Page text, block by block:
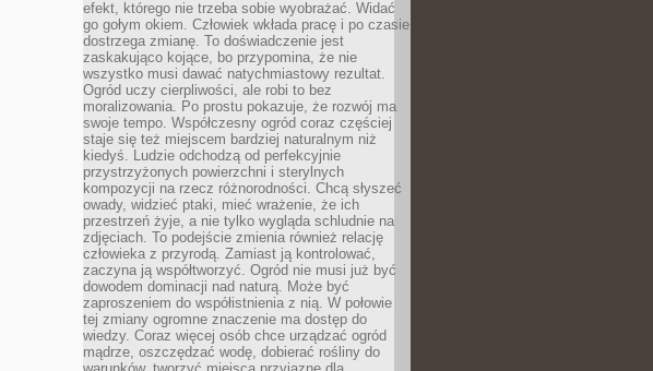
efekt, którego nie trzeba sobie wyobrażać. Widać
go gołym okiem. Człowiek wkłada pracę i po czasie
dostrzega zmianę. To doświadczenie jest
zaskakująco kojące, bo przypomina, że nie
wszystko musi dawać natychmiastowy rezultat.
Ogród uczy cierpliwości, ale robi to bez
moralizowania. Po prostu pokazuje, że rozwój ma
swoje tempo. Współczesny ogród coraz częściej
staje się też miejscem bardziej naturalnym niż
kiedyś. Ludzie odchodzą od perfekcyjnie
przystrzyżonych powierzchni i sterylnych
kompozycji na rzecz różnorodności. Chcą słyszeć
owady, widzieć ptaki, mieć wrażenie, że ich
przestrzeń żyje, a nie tylko wygląda schludnie na
zdjęciach. To podejście zmienia również relację
człowieka z przyrodą. Zamiast ją kontrolować,
zaczyna ją współtworzyć. Ogród nie musi już być
dowodem dominacji nad naturą. Może być
zaproszeniem do współistnienia z nią. W połowie
tej zmiany ogromne znaczenie ma dostęp do
wiedzy. Coraz więcej osób chce urządzać ogród
mądrze, oszczędzać wodę, dobierać rośliny do